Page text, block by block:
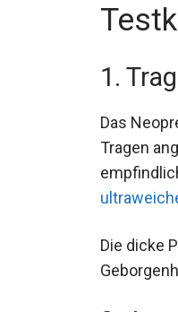
1.
Das
Tragen
Die dicke